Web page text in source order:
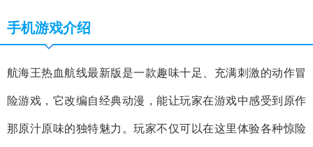
手机游戏介绍
航海王热血航线最新版是一款趣味十足、充满刺激的动作冒
险游戏，它改编自经典动漫，能让玩家在游戏中感受到原作
那原汁原味的独特魅力。玩家不仅可以在这里体验各种惊险